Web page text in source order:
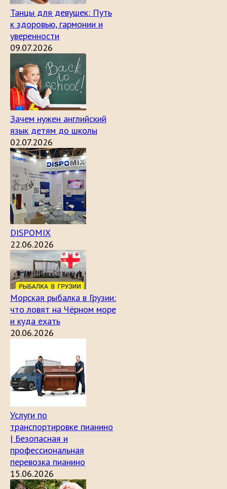
Танцы для девушек: Путь
к здоровью, гармонии и
уверенности
09.07.2026
Зачем нужен английский
язык детям до школы
02.07.2026
DISPOMIX
22.06.2026
Морская рыбалка в Грузии:
что ловят на Чёрном море
и куда ехать
20.06.2026
Услуги по
транспортировке пианино
| Безопасная и
профессиональная
перевозка пианино
15.06.2026